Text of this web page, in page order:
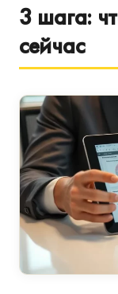
3 шага:
сейчас